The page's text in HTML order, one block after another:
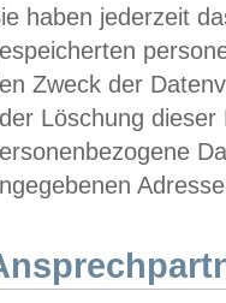
haben jederzeit
Zweck der
Löschung